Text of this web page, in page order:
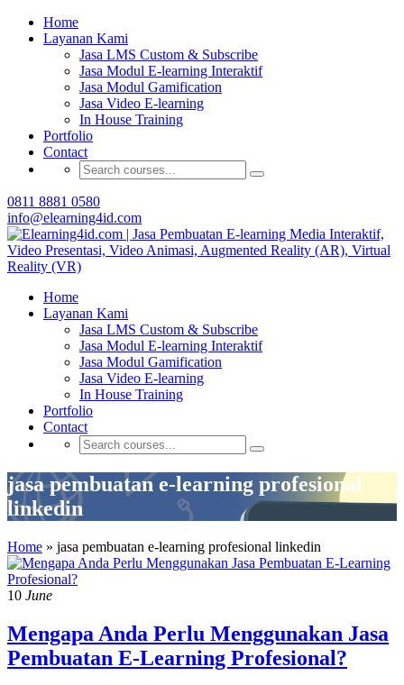
Home
Layanan Kami
Jasa LMS Custom & Subscribe
Jasa Modul E-learning Interaktif
Jasa Modul Gamification
Jasa Video E-learning
In House Training
Portfolio
Contact
0811 8881 0580
info@elearning4id.com
Home
Layanan Kami
Jasa LMS Custom & Subscribe
Jasa Modul E-learning Interaktif
Jasa Modul Gamification
Jasa Video E-learning
In House Training
Portfolio
Contact
jasa pembuatan e-learning profesional
linkedin
Home » jasa pembuatan e-learning profesional linkedin
10 June
Mengapa Anda Perlu Menggunakan Jasa
Pembuatan E-Learning Profesional?
Buat Modul E-learning & LMS Anda Semakin
Menarik dengan Gamification
Hubungi Tim Elearning4id